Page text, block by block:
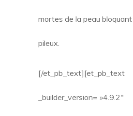
mortes de la peau
pileux.
[/et_pb_text][et_pb_text
_builder_version= »4.9.2″